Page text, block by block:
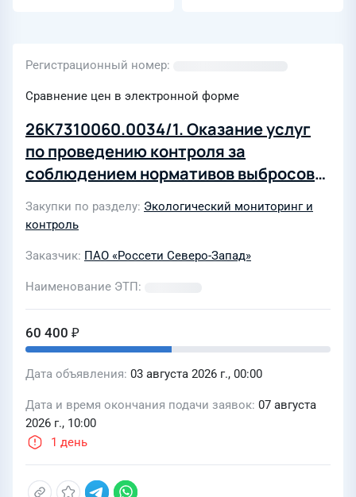
Регистрационный номер
Сравнение цен в электронной форме
26К7310060.0034/1. Оказание услуг
по проведению контроля за
соблюдением нормативов выбросов
«ВЭС» филиала ПАО «Россети
Закупки по разделу Экологический мониторинг и
контроль
Заказчик ПАО «Россети Северо-Запад»
Наименование ЭТП
60 400 ₽
Дата объявления 03 августа 2026 г., 00:00
Дата и время окончания подачи заявок 07 августа
2026 г., 10:00
1 день